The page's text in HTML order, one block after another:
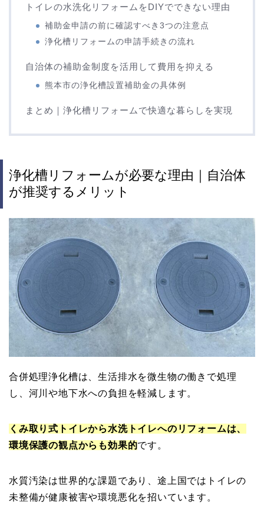
トイレの水洗化リフォームをDIYでできない理由
補助金申請の前に確認すべき3つの注意点
浄化槽リフォームの申請手続きの流れ
自治体の補助金制度を活用して費用を抑える
熊本市の浄化槽設置補助金の具体例
まとめ｜浄化槽リフォームで快適な暮らしを実現
浄化槽リフォームが必要な理由｜自治体
が推奨するメリット
合併処理浄化槽は、生活排水を微生物の働きで処理
し、河川や地下水への負担を軽減します。
くみ取り式トイレから水洗トイレへのリフォームは、
環境保護の観点からも効果的です。
水質汚染は世界的な課題であり、途上国ではトイレの
未整備が健康被害や環境悪化を招いています。